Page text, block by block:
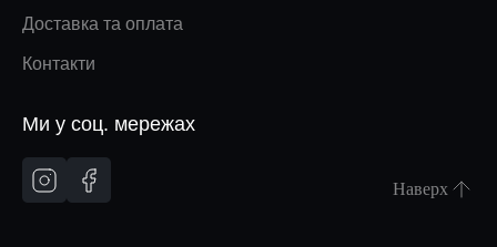
Доставка та оплата
Контакти
Ми у соц. мережах
Наверх